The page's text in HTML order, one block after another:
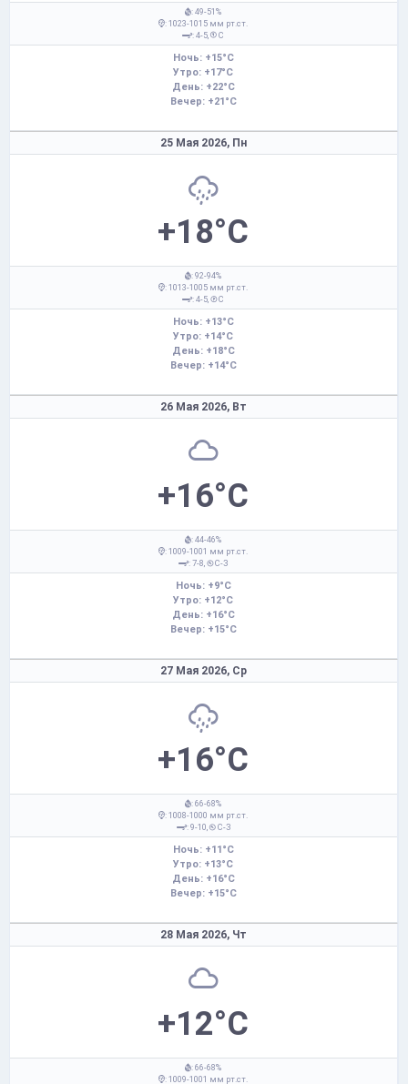
: 49-51%
: 1023-1015 мм рт.ст.
: 4-5,
С
Ночь: +15°C
Утро: +17°C
День: +22°C
Вечер: +21°C
25 Мая 2026, Пн
+18°C
: 92-94%
: 1013-1005 мм рт.ст.
: 4-5,
С
Ночь: +13°C
Утро: +14°C
День: +18°C
Вечер: +14°C
26 Мая 2026, Вт
+16°C
: 44-46%
: 1009-1001 мм рт.ст.
: 7-8,
С-З
Ночь: +9°C
Утро: +12°C
День: +16°C
Вечер: +15°C
27 Мая 2026, Ср
+16°C
: 66-68%
: 1008-1000 мм рт.ст.
: 9-10,
С-З
Ночь: +11°C
Утро: +13°C
День: +16°C
Вечер: +15°C
28 Мая 2026, Чт
+12°C
: 66-68%
: 1009-1001 мм рт.ст.